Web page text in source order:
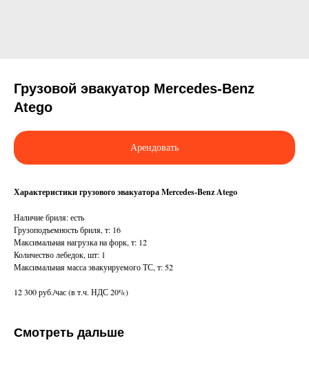
Грузовой эвакуатор Mercedes-Benz
Atego
Арендовать
Характеристики грузового эвакуатора Mercedes-Benz Atego
Наличие бриля: есть
Грузоподъемность бриля, т: 16
Максимальная нагрузка на форк, т: 12
Количество лебедок, шт: 1
Максимальная масса эвакуируемого ТС, т: 52
12 300 руб./час (в т.ч. НДС 20%)
Смотреть дальше